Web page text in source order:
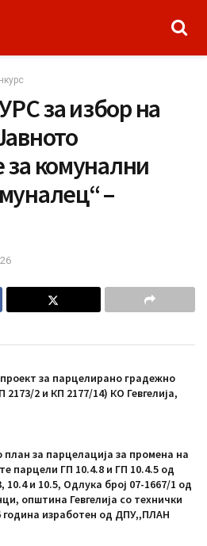
за избор на
за комунални
–
за парцелирано градежно
2173/2 и КП 2177/14) КО Гевгелија,
за парцелација за промена на
парцели ГП 10.4.8 и ГП 10.4.5 од
10.4 и 10.5, Одлука број 07-1667/1 од
општина Гевгелија со технички
година изработен од ДПУ,,ПЛАН